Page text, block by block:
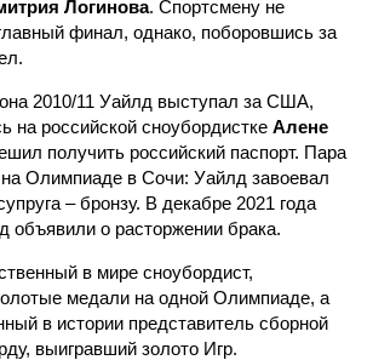
Логинова. Спортсмену не
финал, однако, поборовшись за
2010/11 Уайлд выступал за США,
на российской сноубордистке Алене
получить российский паспорт. Пара
Олимпиаде в Сочи: Уайлд завоевал
– бронзу. В декабре 2021 года
объявили о расторжении брака.
в мире сноубордист,
медали на одной Олимпиаде, а
в истории представитель сборной
выигравший золото Игр.